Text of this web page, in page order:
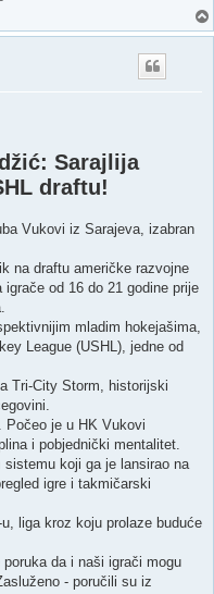
Sarajlija
draftu!
Vukovi iz Sarajeva, izabran
na draftu američke razvojne
od 16 do 21 godine prije
mladim hokejašima,
League (USHL), jedne od
Tri-City Storm, historijski
Počeo je u HK Vukovi
i pobjednički mentalitet.
koji ga je lansirao na
igre i takmičarski
liga kroz koju prolaze buduće
da i naši igrači mogu
- poručili su iz